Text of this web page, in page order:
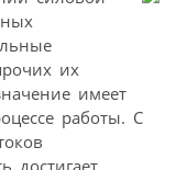
их
имеет
работы. С
достигает